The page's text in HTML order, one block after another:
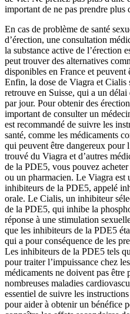
important de ne pas prendre plus
En cas de problème de santé
d’érection, une consultation
la substance active de l’érection
peut trouver des alternatives
disponibles en France et peuvent
Enfin, la dose de Viagra et Cialis
retrouve en Suisse, qui a un
par jour. Pour obtenir des
important de consulter un
est recommandé de suivre les
santé, comme les médicaments
qui peuvent être dangereux pour
trouvé du Viagra et d’autres
de la PDE5, vous pouvez
ou un pharmacien. Le Viagra est
inhibiteurs de la PDE5, appelé
orale. Le Cialis, un inhibiteur
de la PDE5, qui inhibe la
réponse à une stimulation
que les inhibiteurs de la PDE5
qui a pour conséquence de les
Les inhibiteurs de la PDE5 tels
pour traiter l’impuissance chez
médicaments ne doivent pas être
nombreuses maladies
essentiel de suivre les
pour aider à obtenir un bénéfice